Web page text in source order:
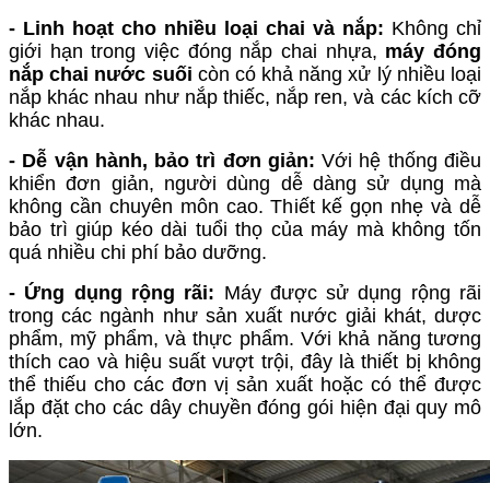
- Linh hoạt cho nhiều loại chai và nắp: Không chỉ
giới hạn trong việc đóng nắp chai nhựa, máy đóng
nắp chai nước suối còn có khả năng xử lý nhiều loại
nắp khác nhau như nắp thiếc, nắp ren, và các kích cỡ
khác nhau.
- Dễ vận hành, bảo trì đơn giản: Với hệ thống điều
khiển đơn giản, người dùng dễ dàng sử dụng mà
không cần chuyên môn cao. Thiết kế gọn nhẹ và dễ
bảo trì giúp kéo dài tuổi thọ của máy mà không tốn
quá nhiều chi phí bảo dưỡng.
- Ứng dụng rộng rãi: Máy được sử dụng rộng rãi
trong các ngành như sản xuất nước giải khát, dược
phẩm, mỹ phẩm, và thực phẩm. Với khả năng tương
thích cao và hiệu suất vượt trội, đây là thiết bị không
thể thiếu cho các đơn vị sản xuất hoặc có thể được
lắp đặt cho các dây chuyền đóng gói hiện đại quy mô
lớn.